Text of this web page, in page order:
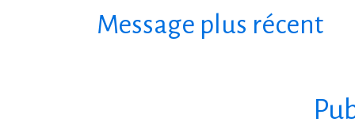
Message plus récent